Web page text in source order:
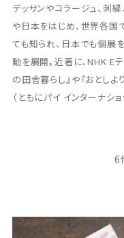
デッサンやコラージュ、刺
や日本をはじめ、世界各国
ても知られ、日本でも個展
動を展開。近著に、NHK E
の田舎暮らし』や『おとし
（ともにパイ インターナシ
6